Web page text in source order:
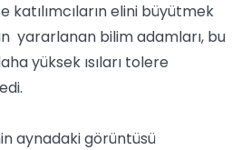
katılımcıların elini büyütmek
yararlanan bilim adamları, bu
yüksek ısıları tolere
aynadaki görüntüsü